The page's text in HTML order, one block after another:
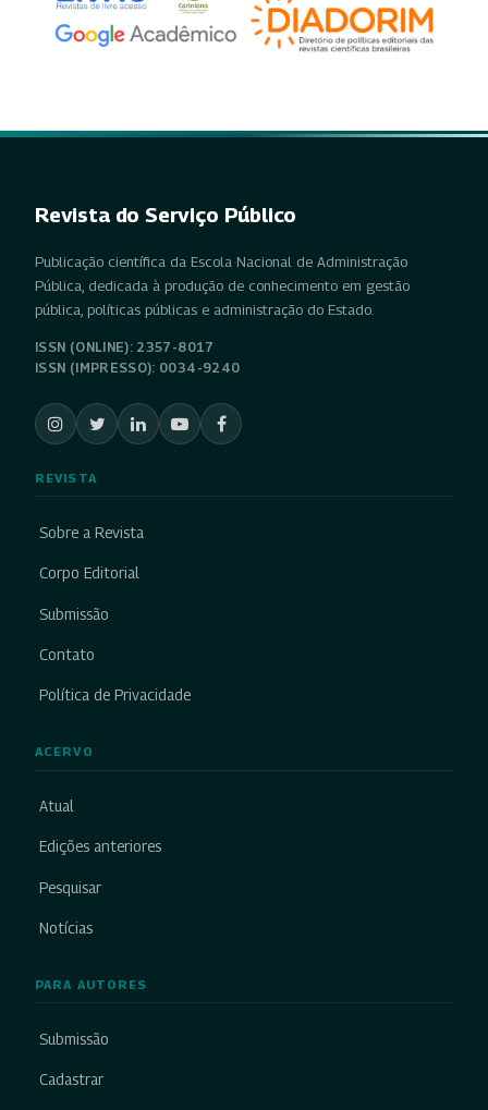
Revista do Serviço Público
Publicação científica da Escola Nacional de Administração
Pública, dedicada à produção de conhecimento em gestão
pública, políticas públicas e administração do Estado.
ISSN (ONLINE): 2357-8017
ISSN (IMPRESSO): 0034-9240
REVISTA
Sobre a Revista
Corpo Editorial
Submissão
Contato
Política de Privacidade
ACERVO
Atual
Edições anteriores
Pesquisar
Notícias
PARA AUTORES
Submissão
Cadastrar